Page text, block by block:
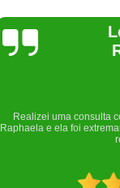
Um lugar maravilhoso.